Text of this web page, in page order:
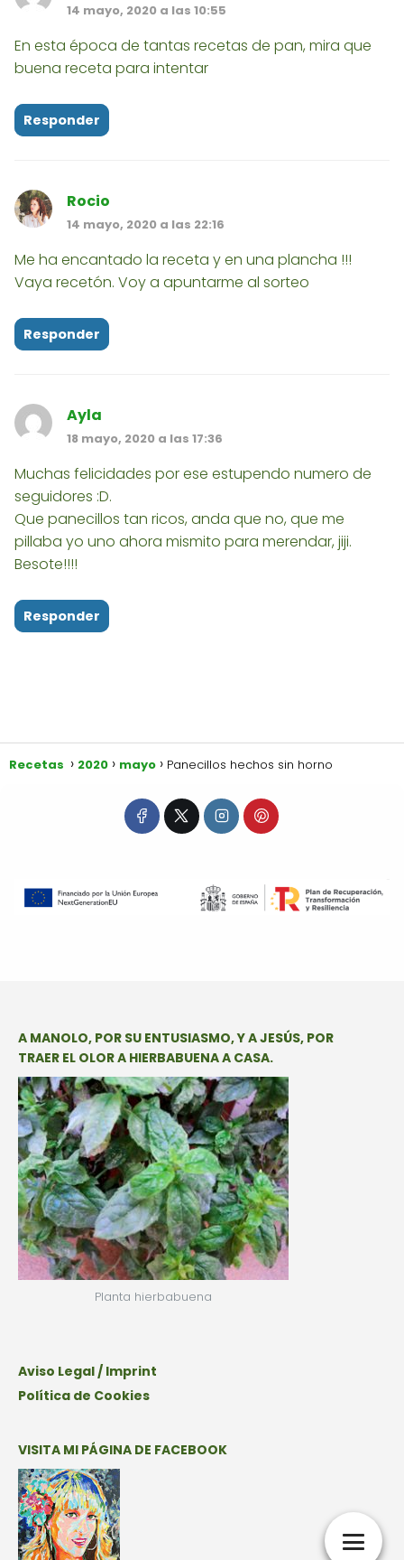
14 mayo, 2020 a las 10:55
En esta época de tantas recetas de pan, mira que
buena receta para intentar
Responder
Rocio
14 mayo, 2020 a las 22:16
Me ha encantado la receta y en una plancha !!!
Vaya recetón. Voy a apuntarme al sorteo
Responder
Ayla
18 mayo, 2020 a las 17:36
Muchas felicidades por ese estupendo numero de
seguidores :D.
Que panecillos tan ricos, anda que no, que me
pillaba yo uno ahora mismito para merendar, jiji.
Besote!!!!
Responder
Recetas 2020 mayo Panecillos hechos sin horno
A MANOLO, POR SU ENTUSIASMO, Y A JESÚS, POR
TRAER EL OLOR A HIERBABUENA A CASA.
Planta hierbabuena
Aviso Legal / Imprint
Política de Cookies
VISITA MI PÁGINA DE FACEBOOK